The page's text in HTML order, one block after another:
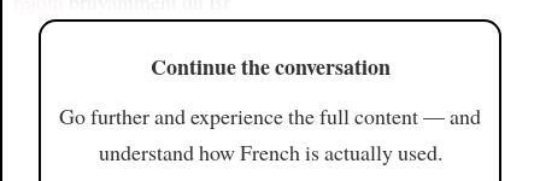
Continue the conversation
Go further and experience the full content — and
understand how French is actually used.